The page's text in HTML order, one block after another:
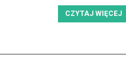
CZYTAJ WIĘCEJ